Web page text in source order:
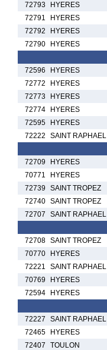
72793 HYERES
72791
HYERES
72792
HYERES
72790
HYERES
72596 HYERES
72772
HYERES
72773
HYERES
72774
HYERES
72595
HYERES
72222
SAINT RAPHAEL
72709 HYERES
70771
HYERES
72739
SAINT TROPEZ
72740 SAINT TROPEZ
72707
SAINT RAPHAEL
72708 SAINT TROPEZ
70770
HYERES
72221
SAINT RAPHAEL
70769
HYERES
72594
HYERES
72227 SAINT RAPHAEL
72465
HYERES
72407
TOULON